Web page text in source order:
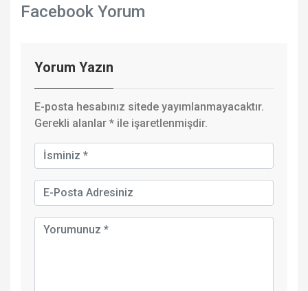
Facebook Yorum
Yorum Yazın
E-posta hesabınız sitede yayımlanmayacaktır.
Gerekli alanlar * ile işaretlenmişdir.